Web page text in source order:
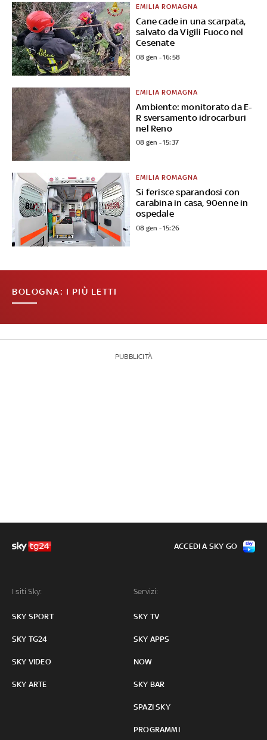
Cane cade in una scarpata,
salvato da Vigili Fuoco nel
Cesenate
EMILIA ROMAGNA
08 gen - 16:58
Ambiente: monitorato da E-
R sversamento idrocarburi
nel Reno
EMILIA ROMAGNA
08 gen - 15:37
Si ferisce sparandosi con
carabina in casa, 90enne in
ospedale
EMILIA ROMAGNA
08 gen - 15:26
BOLOGNA: I PIÙ LETTI
PUBBLICITÀ
I siti Sky:
SKY SPORT
SKY TG24
SKY VIDEO
SKY ARTE
Servizi:
SKY TV
SKY APPS
NOW
SKY BAR
SPAZI SKY
PROGRAMMI
ACCEDI A SKY GO